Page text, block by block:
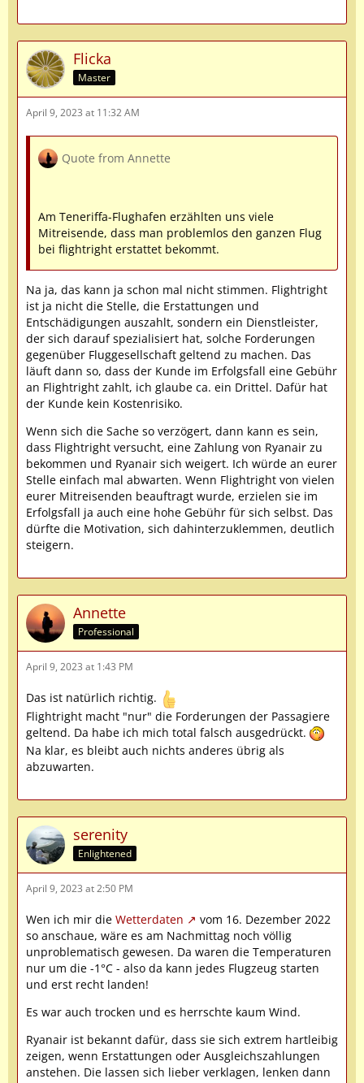
Flicka
Master
April 9, 2023 at 11:32 AM
Quote from Annette
Am Teneriffa-Flughafen erzählten uns viele
Mitreisende, dass man problemlos den ganzen Flug
bei flightright erstattet bekommt.
Na ja, das kann ja schon mal nicht stimmen. Flightright
ist ja nicht die Stelle, die Erstattungen und
Entschädigungen auszahlt, sondern ein Dienstleister,
der sich darauf spezialisiert hat, solche Forderungen
gegenüber Fluggesellschaft geltend zu machen. Das
läuft dann so, dass der Kunde im Erfolgsfall eine Gebühr
an Flightright zahlt, ich glaube ca. ein Drittel. Dafür hat
der Kunde kein Kostenrisiko.
Wenn sich die Sache so verzögert, dann kann es sein,
dass Flightright versucht, eine Zahlung von Ryanair zu
bekommen und Ryanair sich weigert. Ich würde an eurer
Stelle einfach mal abwarten. Wenn Flightright von vielen
eurer Mitreisenden beauftragt wurde, erzielen sie im
Erfolgsfall ja auch eine hohe Gebühr für sich selbst. Das
dürfte die Motivation, sich dahinterzuklemmen, deutlich
steigern.
Annette
Professional
April 9, 2023 at 1:43 PM
Das ist natürlich richtig.
Flightright macht "nur" die Forderungen der Passagiere
geltend. Da habe ich mich total falsch ausgedrückt.
Na klar, es bleibt auch nichts anderes übrig als
abzuwarten.
serenity
Enlightened
April 9, 2023 at 2:50 PM
Wen ich mir die Wetterdaten
vom 16. Dezember 2022
so anschaue, wäre es am Nachmittag noch völlig
unproblematisch gewesen. Da waren die Temperaturen
nur um die -1°C - also da kann jedes Flugzeug starten
und erst recht landen!
Es war auch trocken und es herrschte kaum Wind.
Ryanair ist bekannt dafür, dass sie sich extrem hartleibig
zeigen, wenn Erstattungen oder Ausgleichszahlungen
anstehen. Die lassen sich lieber verklagen, lenken dann